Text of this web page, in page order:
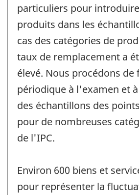
particuliers pour
produits dans les
cas des catégories de
taux de remplacement a
élevé. Nous procédons de
périodique à l'examen et
des échantillons des
pour de nombreuses
de l'IPC.
Environ 600 biens et
pour représenter la